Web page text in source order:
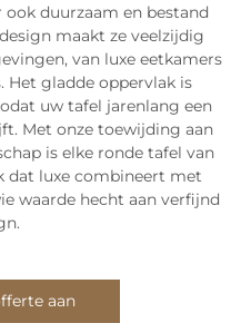
duurzaam en bestand
maakt ze veelzijdig
van luxe eetkamers
gladde oppervlak is
uw tafel jarenlang een
Met onze toewijding aan
is elke ronde tafel van
dat luxe combineert met
waarde hecht aan verfijnd
aan